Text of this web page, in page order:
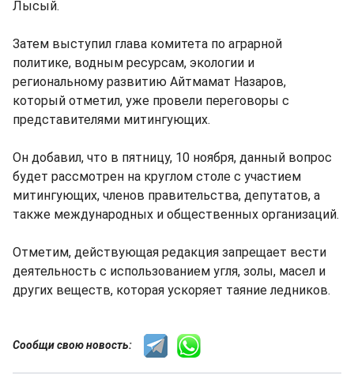
Лысый.
Затем выступил глава комитета по аграрной
политике, водным ресурсам, экологии и
региональному развитию Айтмамат Назаров,
который отметил, уже провели переговоры с
представителями митингующих.
Он добавил, что в пятницу, 10 ноября, данный вопрос
будет рассмотрен на круглом столе с участием
митингующих, членов правительства, депутатов, а
также международных и общественных организаций.
Отметим, действующая редакция запрещает вести
деятельность с использованием угля, золы, масел и
других веществ, которая ускоряет таяние ледников.
Сообщи свою новость: